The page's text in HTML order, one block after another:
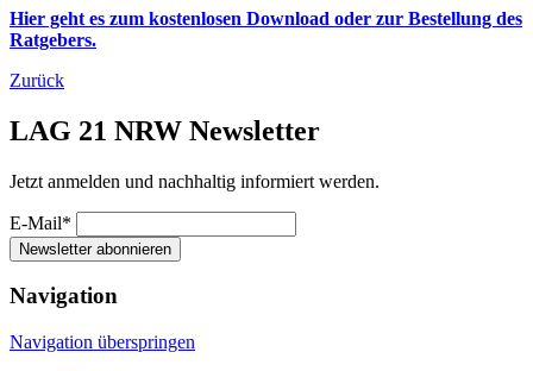
Hier geht es zum kostenlosen Download oder zur Bestellung des
Ratgebers.
Zurück
LAG 21 NRW Newsletter
Jetzt anmelden und nachhaltig informiert werden.
E-Mail*
Newsletter abonnieren
Navigation
Navigation überspringen